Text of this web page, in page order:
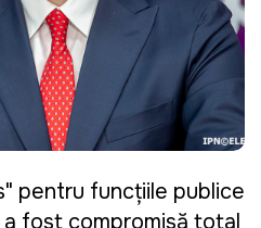
pentru funcțiile publice
fost compromisă total